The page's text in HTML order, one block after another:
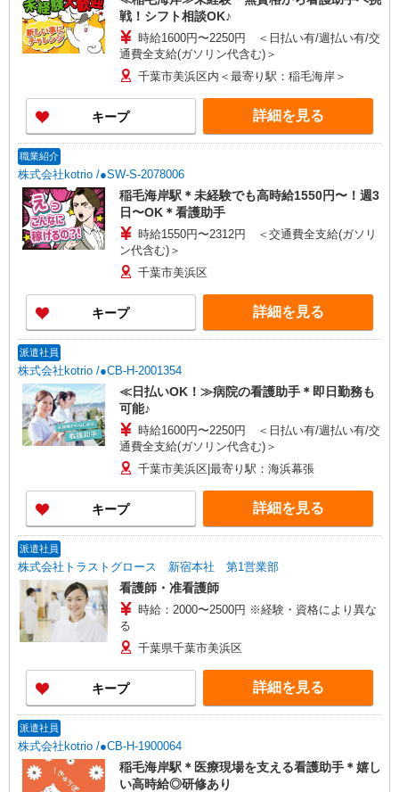
戦！シフト相談OK♪
時給1600円〜2250円 ＜日払い有/週払い有/交
通費全支給(ガソリン代含む)＞
千葉市美浜区内＜最寄り駅：稲毛海岸＞
キープ 詳細を見る
職業紹介
株式会社kotrio /●SW-S-2078006
稲毛海岸駅＊未経験でも高時給1550円〜！週3
日〜OK＊看護助手
時給1550円〜2312円 ＜交通費全支給(ガソリ
ン代含む)＞
千葉市美浜区
キープ 詳細を見る
派遣社員
株式会社kotrio /●CB-H-2001354
≪日払いOK！≫病院の看護助手＊即日勤務も
可能♪
時給1600円〜2250円 ＜日払い有/週払い有/交
通費全支給(ガソリン代含む)＞
千葉市美浜区|最寄り駅：海浜幕張
キープ 詳細を見る
派遣社員
株式会社トラストグロース 新宿本社 第1営業部
看護師・准看護師
時給：2000〜2500円 ※経験・資格により異な
る
千葉県千葉市美浜区
キープ 詳細を見る
派遣社員
株式会社kotrio /●CB-H-1900064
稲毛海岸駅＊医療現場を支える看護助手＊嬉し
い高時給◎研修あり